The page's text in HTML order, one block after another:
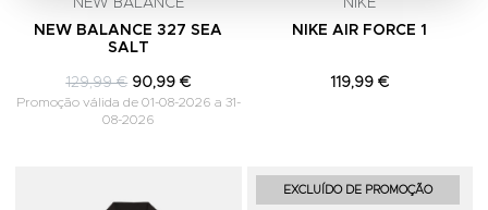
NEW BALANCE
NEW BALANCE 327 SEA
SALT
129,99 € 90,99 €
Promoção válida de 01-08-2026 a 31-
08-2026
NIKE
NIKE AIR FORCE 1
119,99 €
Adicionar aos Favoritos
EXCLUÍDO DE PROMOÇÃO